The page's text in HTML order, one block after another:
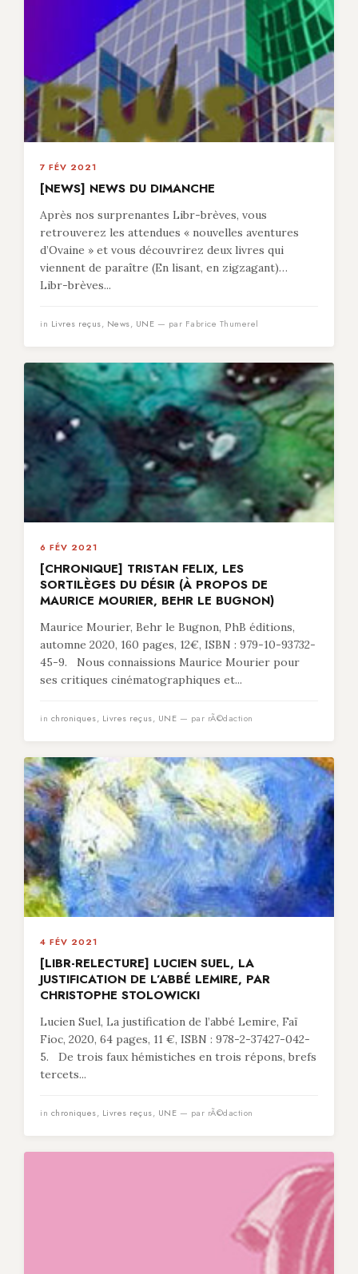
7 FÉV 2021
[NEWS] NEWS DU DIMANCHE
Après nos surprenantes Libr-brèves, vous
retrouverez les attendues « nouvelles aventures
d’Ovaine » et vous découvrirez deux livres qui
viennent de paraître (En lisant, en zigzagant)…
Libr-brèves...
in Livres reçus, News, UNE — par Fabrice Thumerel
6 FÉV 2021
[CHRONIQUE] TRISTAN FELIX, LES
SORTILÈGES DU DÉSIR (À PROPOS DE
MAURICE MOURIER, BEHR LE BUGNON)
Maurice Mourier, Behr le Bugnon, PhB éditions,
automne 2020, 160 pages, 12€, ISBN : 979-10-93732-
45-9. Nous connaissions Maurice Mourier pour
ses critiques cinématographiques et...
in chroniques, Livres reçus, UNE — par rÃ©daction
4 FÉV 2021
[LIBR-RELECTURE] LUCIEN SUEL, LA
JUSTIFICATION DE L’ABBÉ LEMIRE, PAR
CHRISTOPHE STOLOWICKI
Lucien Suel, La justification de l’abbé Lemire, Faï
Fioc, 2020, 64 pages, 11 €, ISBN : 978-2-37427-042-
5. De trois faux hémistiches en trois répons, brefs
tercets...
in chroniques, Livres reçus, UNE — par rÃ©daction